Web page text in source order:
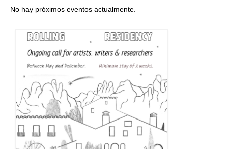
No hay próximos eventos actualmente.